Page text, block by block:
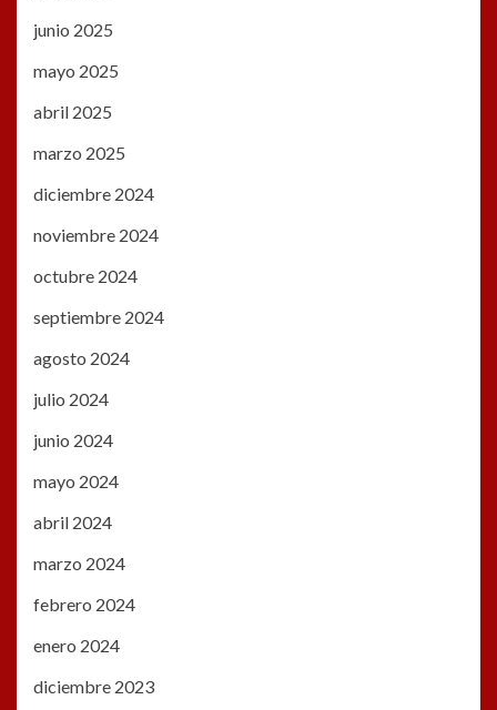
junio 2025
mayo 2025
abril 2025
marzo 2025
diciembre 2024
noviembre 2024
octubre 2024
septiembre 2024
agosto 2024
julio 2024
junio 2024
mayo 2024
abril 2024
marzo 2024
febrero 2024
enero 2024
diciembre 2023